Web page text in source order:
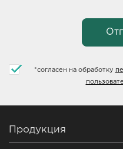
*согласен на обработку
Продукция